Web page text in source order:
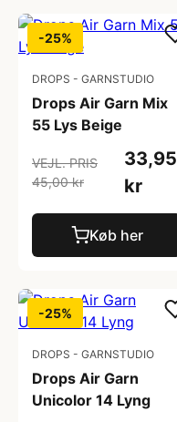
-25%
DROPS - GARNSTUDIO
Drops Air Garn Mix
55 Lys Beige
VEJL. PRIS
45,00 kr
33,95
kr
Køb her
-25%
DROPS - GARNSTUDIO
Drops Air Garn
Unicolor 14 Lyng